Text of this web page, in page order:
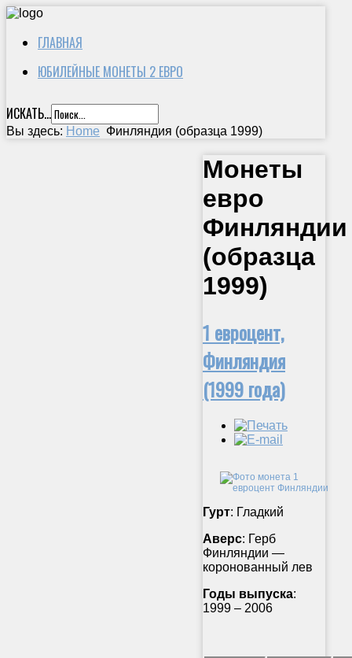
ГЛАВНАЯ
ЮБИЛЕЙНЫЕ МОНЕТЫ 2 ЕВРО
ИСКАТЬ...
Вы здесь: Home Финляндия (образца 1999)
Монеты
евро
Финляндии
(образца
1999)
1 евроцент,
Финляндия
(1999 года)
Гурт: Гладкий
Аверс: Герб
Финляндии —
коронованный лев
Годы выпуска:
1999 – 2006